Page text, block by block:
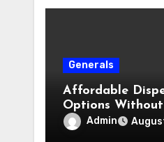
Generals
Affordable
Options Without
Compromising
Quality
Admin